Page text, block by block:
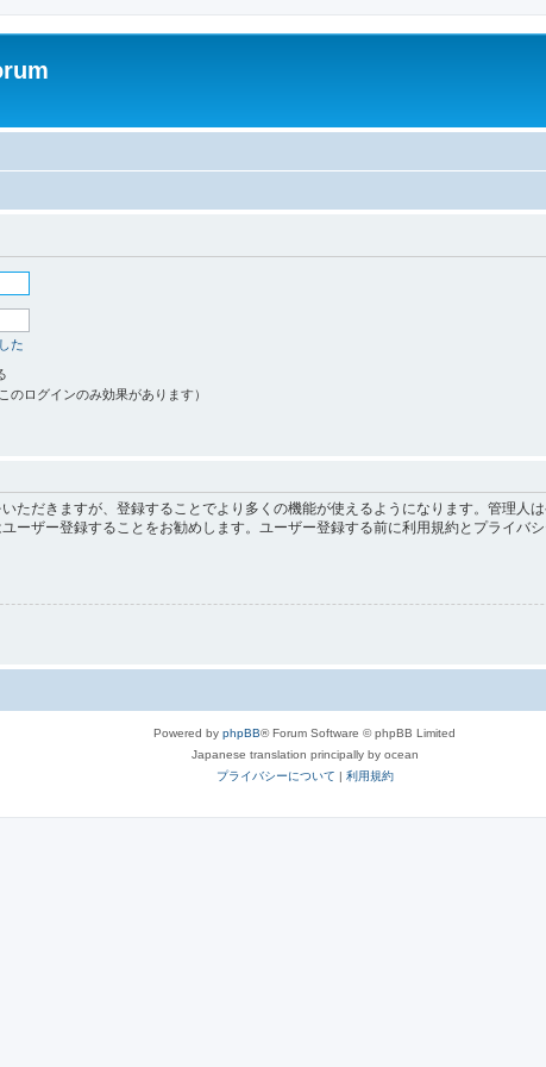
た
のログインのみ効果があります）
ただきますが、登録することでより多くの機能が使えるようになります。管理人
ーザー登録することをお勧めします。ユーザー登録する前に利用規約とプライバ
Powered by phpBB® Forum Software © phpBB Limited
Japanese translation principally by ocean
プライバシーについて | 利用規約